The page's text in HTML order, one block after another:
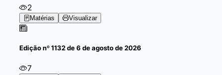
2
Matérias Visualizar
Ediçãonº 1132 de 6 de agosto de 2026
7